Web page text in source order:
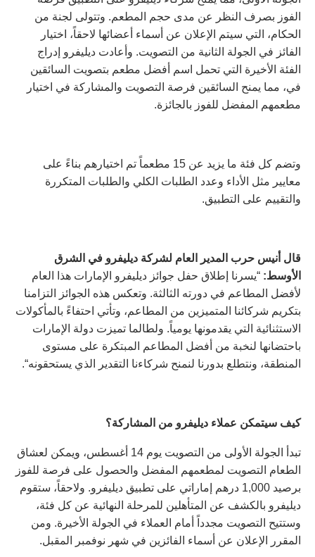
الفوز بصرف النظر عن مدى حجم المطعم. وتتولى لجنة من
الحكام، التي سيتم الإعلان عن أسماء أعضائها لاحقاً، اختيار
الفائز في الجولة الثانية من التصويت. وأعادت ديليفرو إدراج
الفئة الأخيرة التي تحمل اسم أفضل مطعم بتصويت السائقين
في، مما يمنح السائقين فرصة التصويت والمشاركة في اختيار
مطعمهم المفضل للفوز بالجائزة.
وتضم كل فئة ما يزيد عن 15 مطعماً تم اختيارهم بناءً على
معايير مثل الأداء وعدد الطلبات الكلي والطلبات المتكررة
والتقييم على التطبيق.
قال أنيس حرب المدير العام لشركة ديليفرو في الشرق
الأوسط:
“يسرنا إطلاق حفل جوائز ديليفرو الإمارات هذا العام
لأفضل المطاعم في دورته الثالثة. وتعكس هذه الجوائز التزامنا
بتكريم شركائنا المتميزين من المطاعم، وتأتي احتفاءً بالمأكولات
الاستثنائية التي يقدمونها يومياً. ولطالما تميزت دولة الإمارات
باحتضانها لنخبة من أفضل المطاعم المبتكرة على مستوى
المنطقة، ونتطلع بدورنا لنمنح شركاءنا التقدير الذي يستحقونه“.
كيف سيتمكن عملاء ديليفرو من المشاركة؟
تبدأ الجولة الأولى من التصويت يوم 14 أغسطس، ويمكن لعشاق
الطعام التصويت لمطعمهم المفضل والحصول على فرصة للفوز
برصيد 1,000 درهم إماراتي على تطبيق ديليفرو. ولاحقاً، ستقوم
ديليفرو بالكشف عن المتأهلين للمرحلة النهائية عن كل فئة،
وستتيح التصويت مجدداً أمام العملاء في الجولة الأخيرة. ومن
المقرر الإعلان عن أسماء الفائزين في شهر نوفمبر المقبل.